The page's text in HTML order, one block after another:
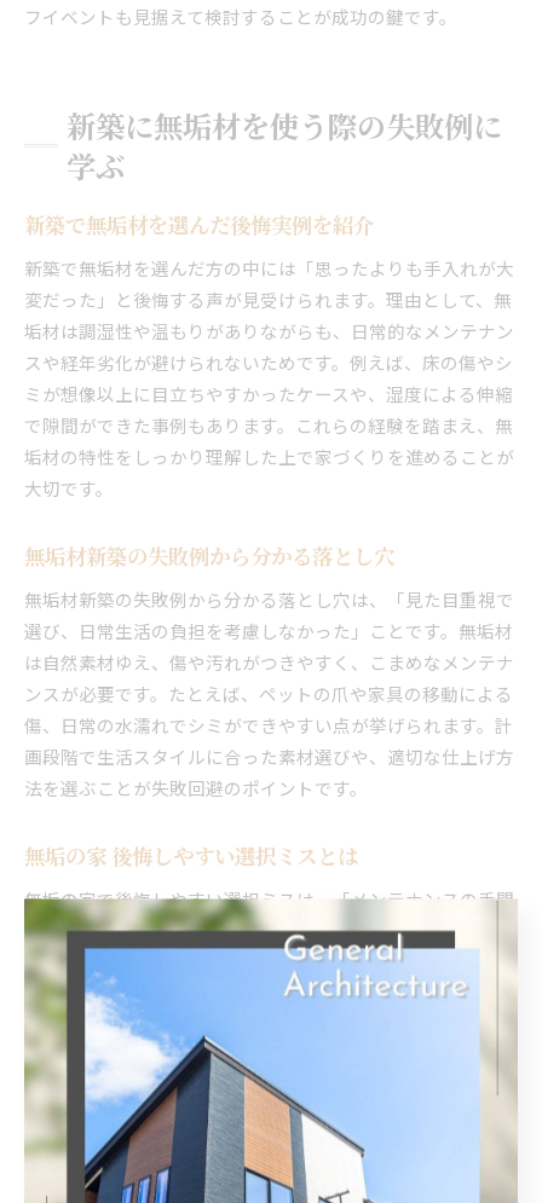
フイベントも見据えて検討することが成功の鍵です。
新築に無垢材を使う際の失敗例に
学ぶ
新築で無垢材を選んだ後悔実例を紹介
新築で無垢材を選んだ方の中には「思ったよりも手入れが大
変だった」と後悔する声が見受けられます。理由として、無
垢材は調湿性や温もりがありながらも、日常的なメンテナン
スや経年劣化が避けられないためです。例えば、床の傷やシ
ミが想像以上に目立ちやすかったケースや、湿度による伸縮
で隙間ができた事例もあります。これらの経験を踏まえ、無
垢材の特性をしっかり理解した上で家づくりを進めることが
大切です。
無垢材新築の失敗例から分かる落とし穴
無垢材新築の失敗例から分かる落とし穴は、「見た目重視で
選び、日常生活の負担を考慮しなかった」ことです。無垢材
は自然素材ゆえ、傷や汚れがつきやすく、こまめなメンテナ
ンスが必要です。たとえば、ペットの爪や家具の移動による
傷、日常の水濡れでシミができやすい点が挙げられます。計
画段階で生活スタイルに合った素材選びや、適切な仕上げ方
法を選ぶことが失敗回避のポイントです。
無垢の家 後悔しやすい選択ミスとは
無垢の家で後悔しやすい選択ミスは、「メンテナンスの手間
を軽視してしまう」ことです。無垢材は定期的なワックス掛
けや湿度管理が欠かせません。たとえば、忙しい共働き家庭
がメンテナンスに手間をかけられず、床の劣化が早まったと
いう例もあります。具体的には、生活リズムや家族構成に合
わせて、メンテナンスがしやすい樹種や加工方法を選ぶこと
が重要です。
無垢材新築で避けたい失敗パターンを解説